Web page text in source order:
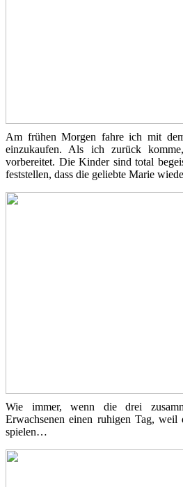
Am frühen Morgen fahre ich mit
einzukaufen. Als ich zurück
vorbereitet. Die Kinder sind total
feststellen, dass die geliebte Marie
Wie immer, wenn die drei
Erwachsenen einen ruhigen Tag,
spielen…